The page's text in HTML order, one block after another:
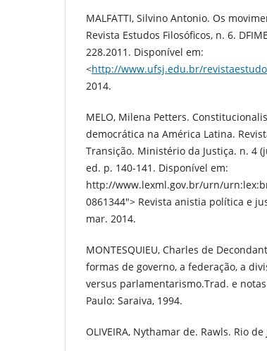
MALFATTI, Silvino Antonio. Os
Revista Estudos Filosóficos, n. 6.
228.2011. Disponível em:
<http://www.ufsj.edu.br/
2014.
MELO, Milena Petters.
democrática na América Latina.
Transição. Ministério da Justiça. n. 4
ed. p. 140-141. Disponível em:
http://www.lexml.gov.br/urn/
0861344"> Revista anistia política e
mar. 2014.
MONTESQUIEU, Charles de
formas de governo, a federação, a
versus parlamentarismo.Trad. e
Paulo: Saraiva, 1994.
OLIVEIRA, Nythamar de. Rawls. Rio